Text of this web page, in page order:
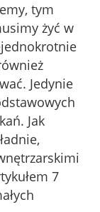
tym
żyć w
Jedynie
Jak
7